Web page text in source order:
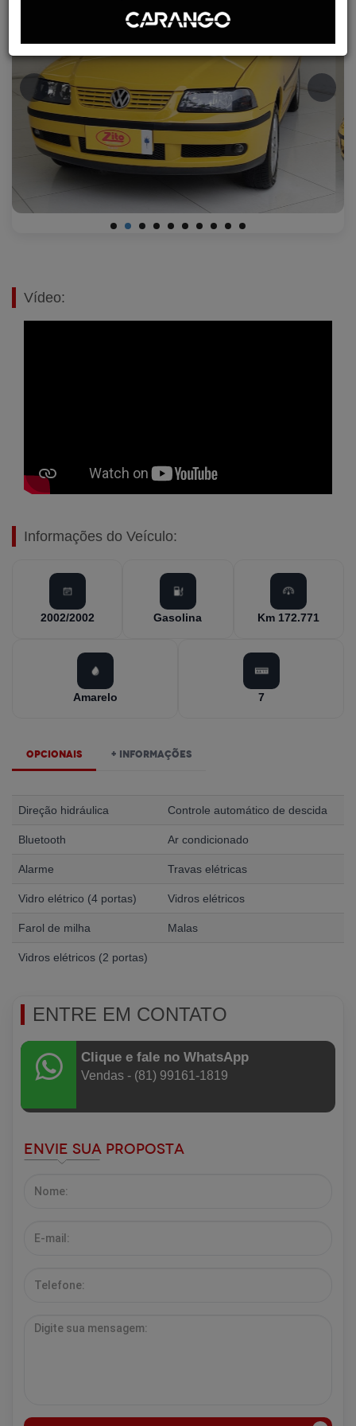
Vídeo:
Informações do Veículo:
2002/2002 Gasolina Km 172.771
Amarelo 7
Opcionais + Informações
Direção hidráulica Controle automático de descida
Bluetooth Ar condicionado
Alarme Travas elétricas
Vidro elétrico (4 portas) Vidros elétricos
Farol de milha Malas
Vidros elétricos (2 portas)
ENTRE EM CONTATO
Clique e fale no WhatsApp
Vendas - (81) 99161-1819
Envie sua Proposta